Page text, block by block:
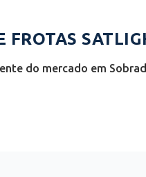
FROTAS
do mercado em